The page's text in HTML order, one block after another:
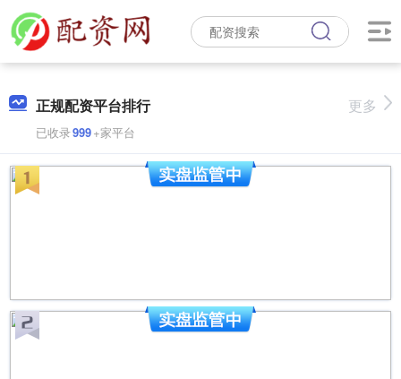
正规配资平台排行
已收录999+家平台
更多